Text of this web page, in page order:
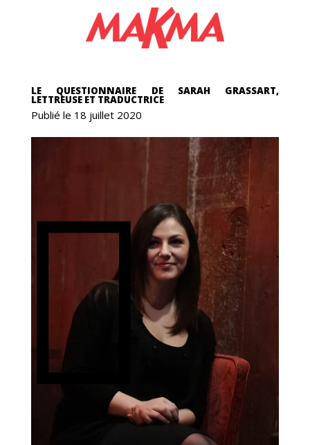
LE QUESTIONNAIRE DE SARAH GRASSART,
LETTREUSE ET TRADUCTRICE
Publié le 18 juillet 2020